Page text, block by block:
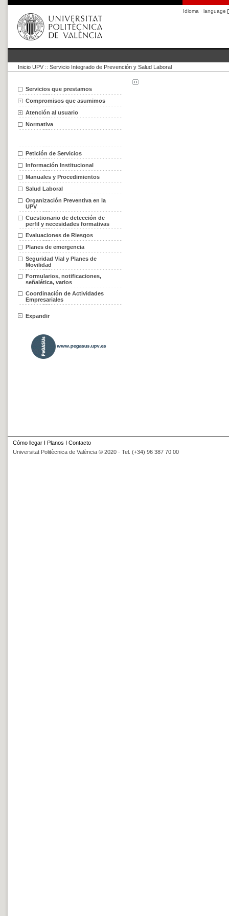
Idioma · language
Inicio UPV :: Servicio Integrado de Prevención y Salud Laboral
Servicios que prestamos
Compromisos que asumimos
Atención al usuario
Normativa
Petición de Servicios
Información Institucional
Manuales y Procedimientos
Salud Laboral
Organización Preventiva en la
UPV
Cuestionario de detección de
perfil y necesidades formativas
Evaluaciones de Riesgos
Planes de emergencia
Seguridad Vial y Planes de
Movilidad
Formularios, notificaciones,
señalética, varios
Coordinación de Actividades
Empresariales
Expandir
Cómo llegar I Planos I Contacto
Universitat Politècnica de València © 2020 · Tel. (+34) 96 387 70 00